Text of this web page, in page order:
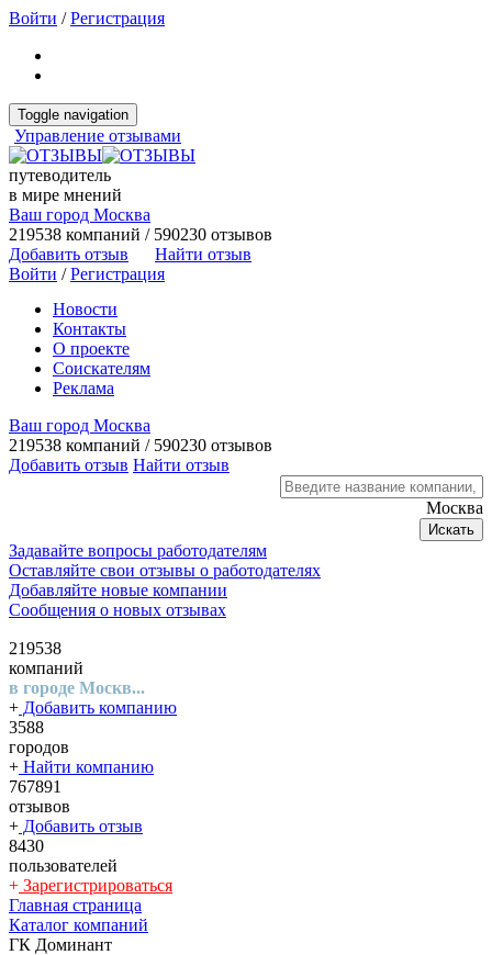
Войти /Регистрация
Toggle navigation
Управление отзывами
путеводитель
в мире мнений
Ваш город Москва
219538 компаний / 590230 отзывов
Добавить отзыв
Найти отзыв
Войти /Регистрация
Новости
Контакты
О проекте
Соискателям
Реклама
Ваш город Москва
219538 компаний / 590230 отзывов
Добавить отзыв Найти отзыв
Москва
Искать
Задавайте вопросы работодателям
Оставляйте свои отзывы о работодателях
Добавляйте новые компании
Сообщения о новых отзывах
219538
компаний
в городе Москв...
+ Добавить компанию
3588
городов
+ Найти компанию
767891
отзывов
+ Добавить отзыв
8430
пользователей
+ Зарегистрироваться
Главная страница
Каталог компаний
ГК Доминант